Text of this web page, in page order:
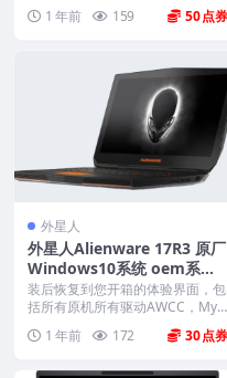
1 年前 159 50
外星人
外星人Alienware 17R3 原厂
Windows10系统 oem系统
带F12 SupportAssist OS R
ecovery恢复
装后恢复到您开箱的体验界面，包
括所有原机所有驱动AWCC，Myd
1 年前 172 30